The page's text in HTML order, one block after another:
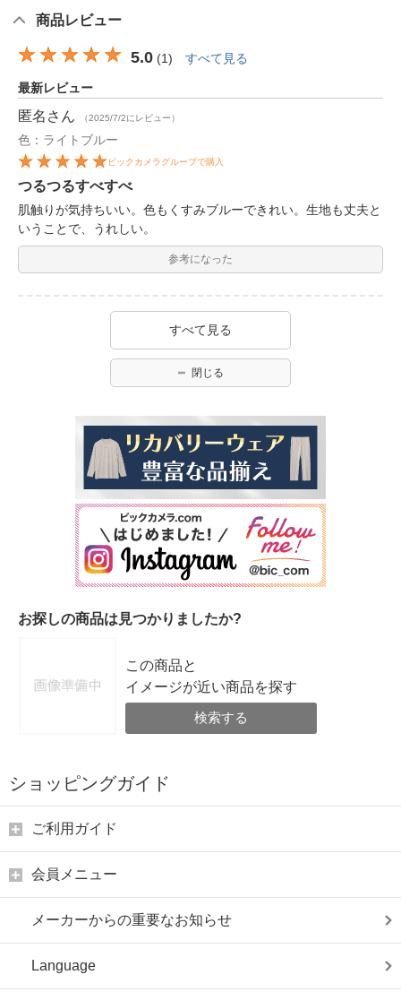
商品レビュー
5.0 (1) すべて見る
最新レビュー
匿名 さん （2025/7/2にレビュー）
色：ライトブルー
ビックカメラグループで購入
つるつるすべすべ
肌触りが気持ちいい。色もくすみブルーできれい。生地も丈夫と
いうことで、うれしい。
参考になった
すべて見る
閉じる
お探しの商品は見つかりましたか?
この商品と
イメージが近い商品を探す
検索する
ショッピングガイド
ご利用ガイド
会員メニュー
メーカーからの重要なお知らせ
Language